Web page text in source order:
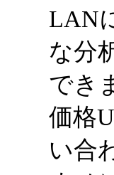
LAN
な分
でき
価格
い合